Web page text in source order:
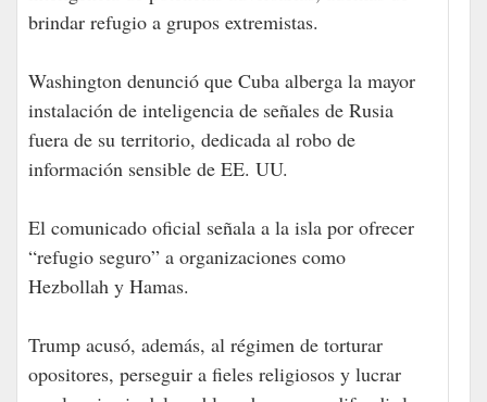
brindar refugio a grupos extremistas.
Washington denunció que Cuba alberga la mayor
instalación de inteligencia de señales de Rusia
fuera de su territorio, dedicada al robo de
información sensible de EE. UU.
El comunicado oficial señala a la isla por ofrecer
“refugio seguro” a organizaciones como
Hezbollah y Hamas.
Trump acusó, además, al régimen de torturar
opositores, perseguir a fieles religiosos y lucrar